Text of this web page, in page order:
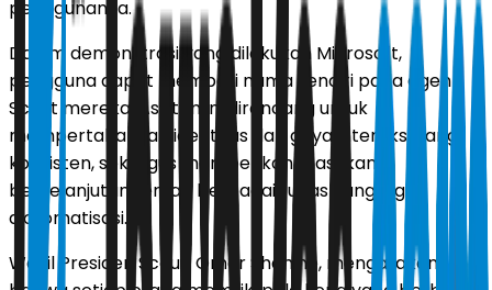
penggunanya.
Dalam demonstrasi yang dilakukan Microsoft,
pengguna dapat memberi nama sendiri pada agen
Scout mereka. Asisten ini dirancang untuk
mempertahankan identitas dan gaya interaksi yang
konsisten, sekaligus memberikan masukan
berkelanjutan terkait berbagai tugas yang ingin
diotomatisasi.
Wakil Presiden Scout, Omar Shahine, mengatakan